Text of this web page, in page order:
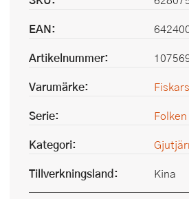
EAN:
Artikelnummer:
Varumärke:
Fiskars
Serie:
Folken
Kategori:
Tillverkningsland:
Kina